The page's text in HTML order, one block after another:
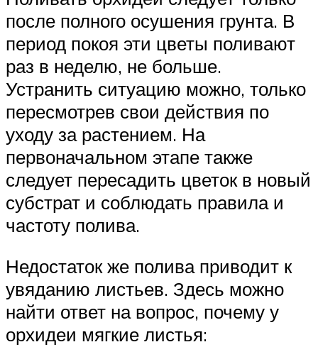
после полного осушения грунта. В
период покоя эти цветы поливают
раз в неделю, не больше.
Устранить ситуацию можно, только
пересмотрев свои действия по
уходу за растением. На
первоначальном этапе также
следует пересадить цветок в новый
субстрат и соблюдать правила и
частоту полива.
Недостаток же полива приводит к
увяданию листьев. Здесь можно
найти ответ на вопрос, почему у
орхидеи мягкие листья: